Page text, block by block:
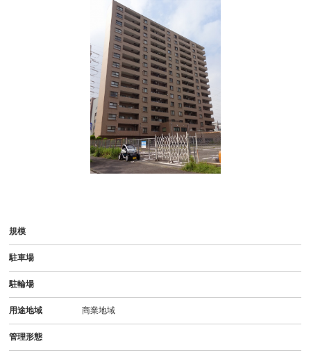
規模
駐車場
駐輪場
用途地域 商業地域
管理形態